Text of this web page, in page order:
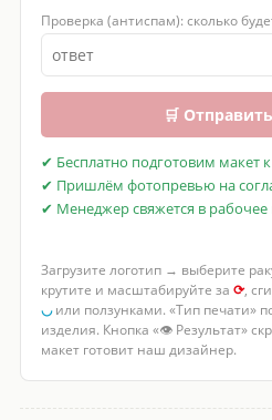
Проверка (антиспам): сколько
🛒
✔ Бесплатно подготовим макет
✔ Пришлём фотопревью на
✔ Менеджер свяжется в рабочее
Загрузите логотип → выберите
крутите и масштабируйте за ⟳,
◡или ползунками. «Тип печати»
изделия. Кнопка «👁 Результат»
макет готовит наш дизайнер.